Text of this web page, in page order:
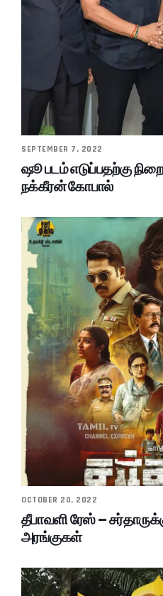
SEPTEMBER 7, 2022
ஷூ படம் எடுப்பதற்கு
நக்கீரன் கோபால்
OCTOBER 20, 2022
தீபாவளி ரேஸ் –
அரங்குகள்